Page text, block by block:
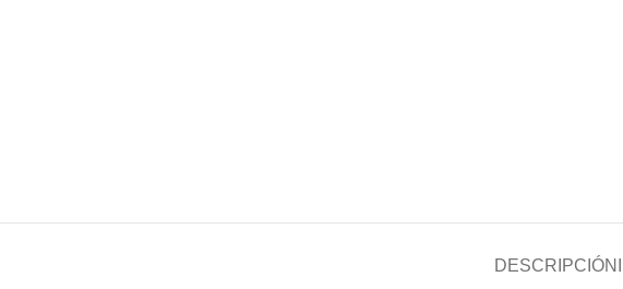
DESCRIPCIÓN